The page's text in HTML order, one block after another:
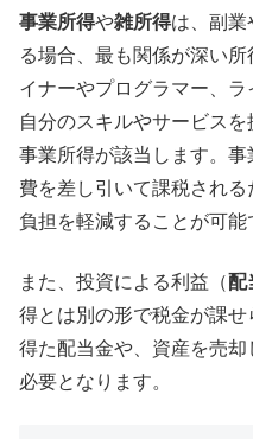
事業所得や雑所得は、副業
る場合、最も関係が深い
イナーやプログラマー、
自分のスキルやサービス
事業所得が該当します。
費を差し引いて課税され
負担を軽減することが可能
また、投資による利益（配
得とは別の形で税金が課
得た配当金や、資産を売
必要となります。